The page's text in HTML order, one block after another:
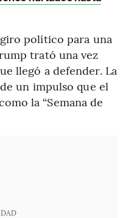
político para una
trató una vez
llegó a defender. La
un impulso que el
la “Semana de